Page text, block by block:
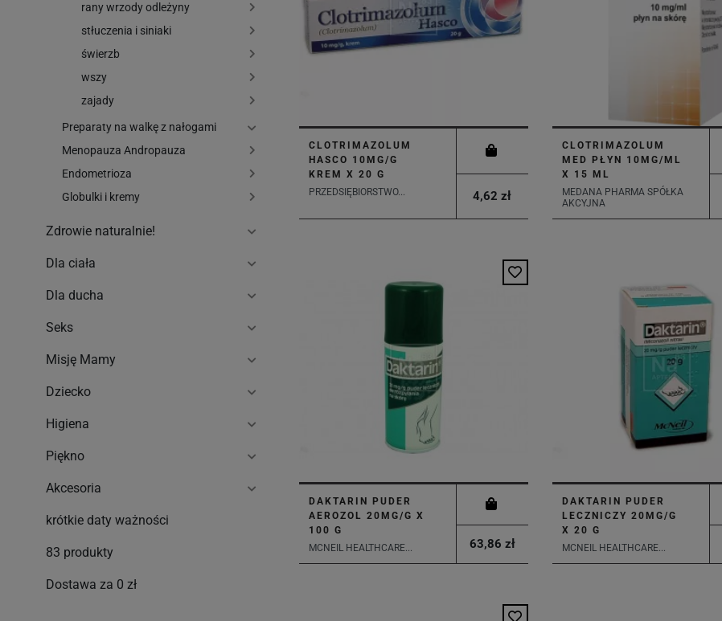
rany wrzody odleżyny
stłuczenia i siniaki
świerzb
wszy
zajady
Preparaty na walkę z nałogami
Menopauza Andropauza
Endometrioza
Globulki i kremy
Zdrowie naturalnie!
Dla ciała
Dla ducha
Seks
Misję Mamy
Dziecko
Higiena
Piękno
Akcesoria
krótkie daty ważności
83 produkty
Dostawa za 0 zł
CLOTRIMAZOLUM
HASCO 10MG/G
KREM X 20 G
PRZEDSIĘBIORSTWO...
4,62 zł
CLOTRIMAZOLUM
MED PŁYN 10MG/ML
X 15 ML
MEDANA PHARMA SPÓŁKA
AKCYJNA
DAKTARIN PUDER
AEROZOL 20MG/G X
100 G
MCNEIL HEALTHCARE...
63,86 zł
DAKTARIN PUDER
LECZNICZY 20MG/G
X 20 G
MCNEIL HEALTHCARE...